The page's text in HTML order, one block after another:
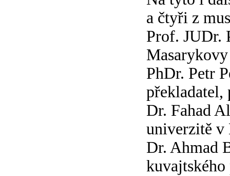
a čtyři z
Prof. JUDr.
PhDr. Petr
Dr. Fahad
univerzitě v
Dr. Ahmad
kuvajtského